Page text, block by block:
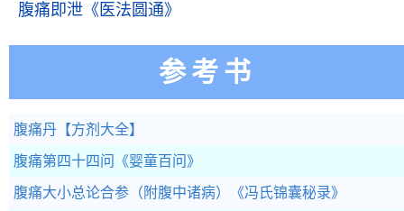
腹痛即泄 《医法圆通》
参考书
腹痛丹 【方剂大全】
腹痛第四十四问 《婴童百问》
腹痛大小总论合参（附腹中诸病） 《冯氏锦囊秘录》